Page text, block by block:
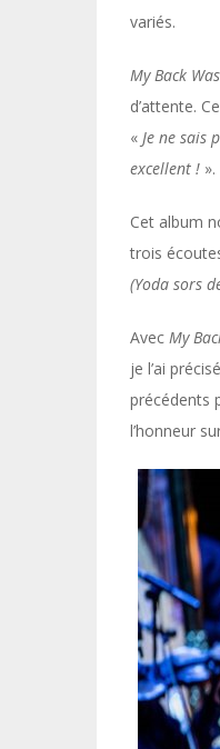
variés.
My Back
d’attente.
« Je ne sais
excellent !
Cet album
trois
(Yoda sors
Avec My
je l’ai
précédents
l’honneur